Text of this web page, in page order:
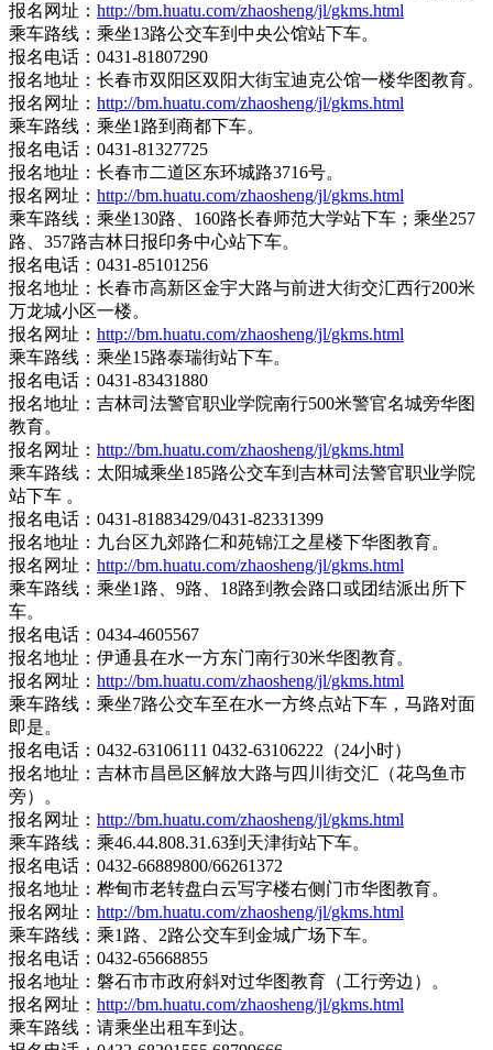
报名网址： http://bm.huatu.com/zhaosheng/jl/gkms.html
乘车路线：乘坐13路公交车到中央公馆站下车。
报名电话：0431-81807290
报名地址：长春市双阳区双阳大街宝迪克公馆一楼华图教育。
报名网址： http://bm.huatu.com/zhaosheng/jl/gkms.html
乘车路线：乘坐1路到商都下车。
报名电话：0431-81327725
报名地址：长春市二道区东环城路3716号。
报名网址： http://bm.huatu.com/zhaosheng/jl/gkms.html
乘车路线：乘坐130路、160路长春师范大学站下车；乘坐257
路、357路吉林日报印务中心站下车。
报名电话：0431-85101256
报名地址：长春市高新区金宇大路与前进大街交汇西行200米
万龙城小区一楼。
报名网址： http://bm.huatu.com/zhaosheng/jl/gkms.html
乘车路线：乘坐15路泰瑞街站下车。
报名电话：0431-83431880
报名地址：吉林司法警官职业学院南行500米警官名城旁华图
教育。
报名网址： http://bm.huatu.com/zhaosheng/jl/gkms.html
乘车路线：太阳城乘坐185路公交车到吉林司法警官职业学院
站下车 。
报名电话：0431-81883429/0431-82331399
报名地址：九台区九郊路仁和苑锦江之星楼下华图教育。
报名网址： http://bm.huatu.com/zhaosheng/jl/gkms.html
乘车路线：乘坐1路、9路、18路到教会路口或团结派出所下
车。
报名电话：0434-4605567
报名地址：伊通县在水一方东门南行30米华图教育。
报名网址： http://bm.huatu.com/zhaosheng/jl/gkms.html
乘车路线：乘坐7路公交车至在水一方终点站下车，马路对面
即是。
报名电话：0432-63106111 0432-63106222（24小时）
报名地址：吉林市昌邑区解放大路与四川街交汇（花鸟鱼市
旁）。
报名网址： http://bm.huatu.com/zhaosheng/jl/gkms.html
乘车路线：乘46.44.808.31.63到天津街站下车。
报名电话：0432-66889800/66261372
报名地址：桦甸市老转盘白云写字楼右侧门市华图教育。
报名网址： http://bm.huatu.com/zhaosheng/jl/gkms.html
乘车路线：乘1路、2路公交车到金城广场下车。
报名电话：0432-65668855
报名地址：磐石市市政府斜对过华图教育（工行旁边）。
报名网址： http://bm.huatu.com/zhaosheng/jl/gkms.html
乘车路线：请乘坐出租车到达。